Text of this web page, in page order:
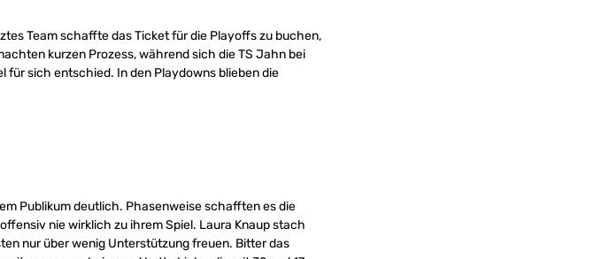
Team schaffte das Ticket für die Playoffs zu buchen,
kurzen Prozess, während sich die TS Jahn bei
für sich entschied. In den Playdowns blieben die
Publikum deutlich. Phasenweise schafften es die
nie wirklich zu ihrem Spiel. Laura Knaup stach
nur über wenig Unterstützung freuen. Bitter das